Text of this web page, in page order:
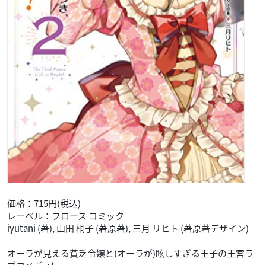
価格：715円(税込)
レーベル：フロース コミック
iyutani (著), 山田 桐子 (著原著), 三月 リヒト (著原著デザイン)
オーラが見える貧乏令嬢と(オーラが)眩しすぎる王子の王宮ラ